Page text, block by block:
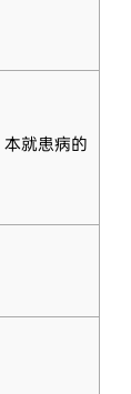
就患病的